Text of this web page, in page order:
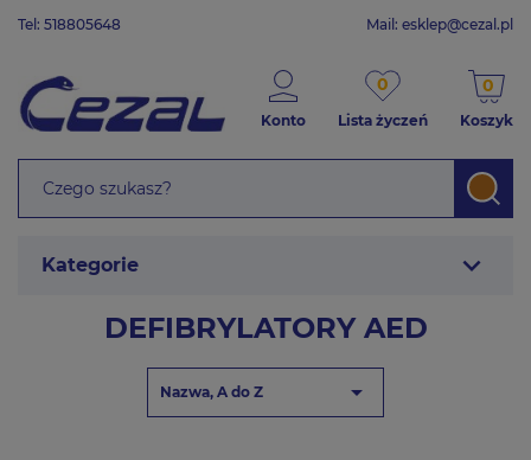
Tel: 518805648 Mail: esklep@cezal.pl
Konto
0
Lista życzeń
0
Koszyk
Kategorie expand_more
DEFIBRYLATORY AED
Nazwa, A do Z 